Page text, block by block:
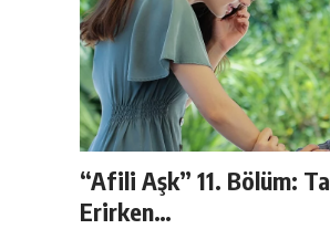
“Afili Aşk” 11. Bölüm:
Erirken…